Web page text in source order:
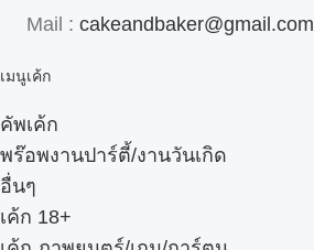
Mail : cakeandbaker@gmail.com
เมนูเค้ก
คัพเค้ก
พร๊อพงานปาร์ตี้/งานวันเกิด
อื่นๆ
เค้ก 18+